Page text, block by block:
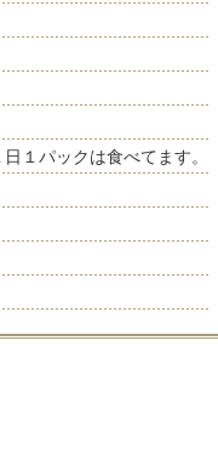
１パックは食べてます。